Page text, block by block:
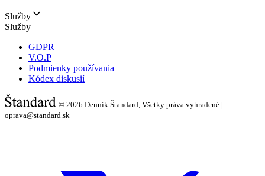
Služby
Služby
GDPR
V.O.P
Podmienky používania
Kódex diskusií
© 2026 Denník Štandard, Všetky práva vyhradené |
oprava@standard.sk